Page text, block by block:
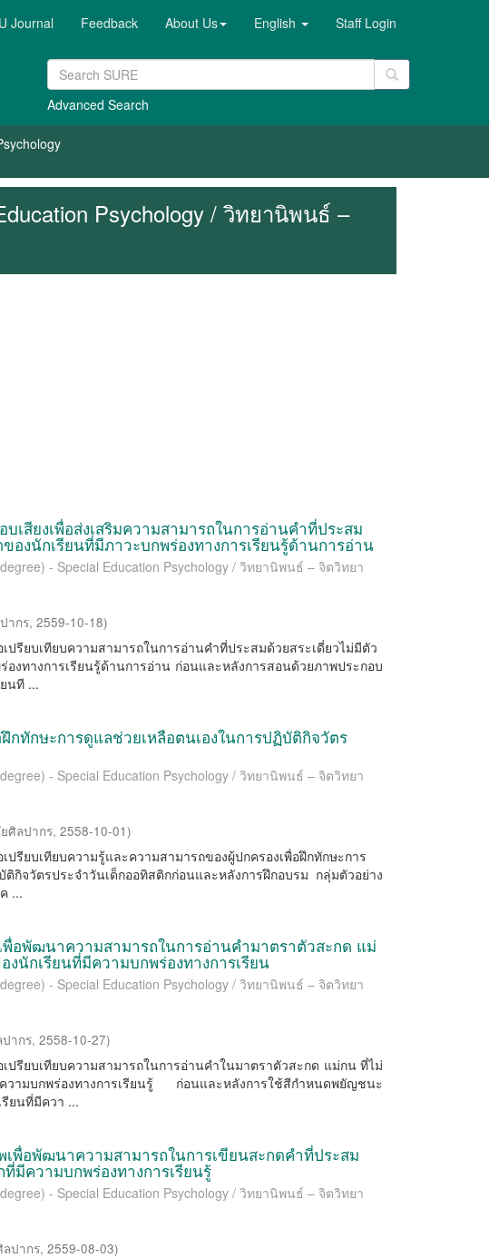
Journal Feedback About Us English Staff Login
Advanced Search
Psychology / วิทยานิพนธ์ –
เสียงเพื่อส่งเสริมความสามารถในการอ่านคำที่ประสม
องนักเรียนที่มีภาวะบกพร่องทางการเรียนรู้ด้านการอ่าน
- Special Education Psychology / วิทยานิพนธ์ – จิตวิทยา
ากร,2559-10-18)
ปรียบเทียบความสามารถในการอ่านคำที่ประสมด้วยสระเดี่ยวไม่มีตัว
องทางการเรียนรู้ด้านการอ่าน ก่อนและหลังการสอนด้วยภาพประกอบ
นที ...
กทักษะการดูแลช่วยเหลือตนเองในการปฏิบัติกิจวัตร
- Special Education Psychology / วิทยานิพนธ์ – จิตวิทยา
ศิลปากร,2558-10-01)
ปรียบเทียบความรู้และความสามารถของผู้ปกครองเพื่อฝึกทักษะการ
ติกิจวัตรประจำวันเด็กออทิสติกก่อนและหลังการฝึกอบรม กลุ่มตัวอย่าง
...
อพัฒนาความสามารถในการอ่านคำมาตราตัวสะกด แม่
นักเรียนที่มีความบกพร่องทางการเรียน
- Special Education Psychology / วิทยานิพนธ์ – จิตวิทยา
ากร,2558-10-27)
ปรียบเทียบความสามารถในการอ่านคำในมาตราตัวสะกด แม่กน ที่ไม่
ามบกพร่องทางการเรียนรู้ ก่อนและหลังการใช้สีกำหนดพยัญชนะ
ยนที่มีควา ...
เพื่อพัฒนาความสามารถในการเขียนสะกดคำที่ประสม
มีความบกพร่องทางการเรียนรู้
- Special Education Psychology / วิทยานิพนธ์ – จิตวิทยา
ปากร,2559-08-03)